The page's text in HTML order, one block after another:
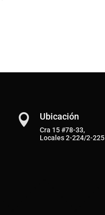
 Ubicación
Cra 15 #78-33,
Locales 2-224/2-225